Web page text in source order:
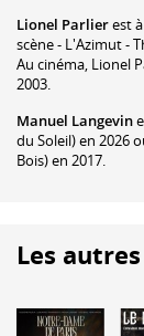
Lionel Parlierest
scène - L'Azimut -
Au cinéma, Lionel
2003.
Manuel Langevin
du Soleil) en 2026
Bois) en 2017.
Les